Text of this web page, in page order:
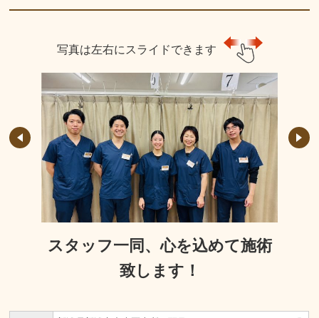
写真は左右にスライドできます
スタッフ一同、心を込めて施術
致します！